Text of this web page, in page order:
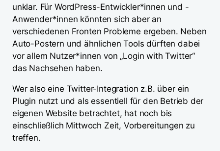
unklar. Für WordPress-Entwickler*innen und -
Anwender*innen könnten sich aber an
verschiedenen Fronten Probleme ergeben. Neben
Auto-Postern und ähnlichen Tools dürften dabei
vor allem Nutzer*innen von „Login with Twitter“
das Nachsehen haben.
Wer also eine Twitter-Integration z.B. über ein
Plugin nutzt und als essentiell für den Betrieb der
eigenen Website betrachtet, hat noch bis
einschließlich Mittwoch Zeit, Vorbereitungen zu
treffen.